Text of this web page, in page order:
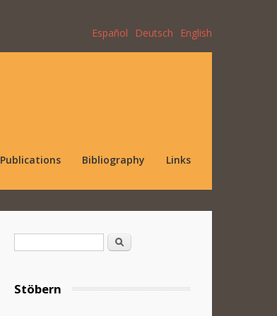
Español Deutsch English
Publications Bibliography Links
Search
Stöbern